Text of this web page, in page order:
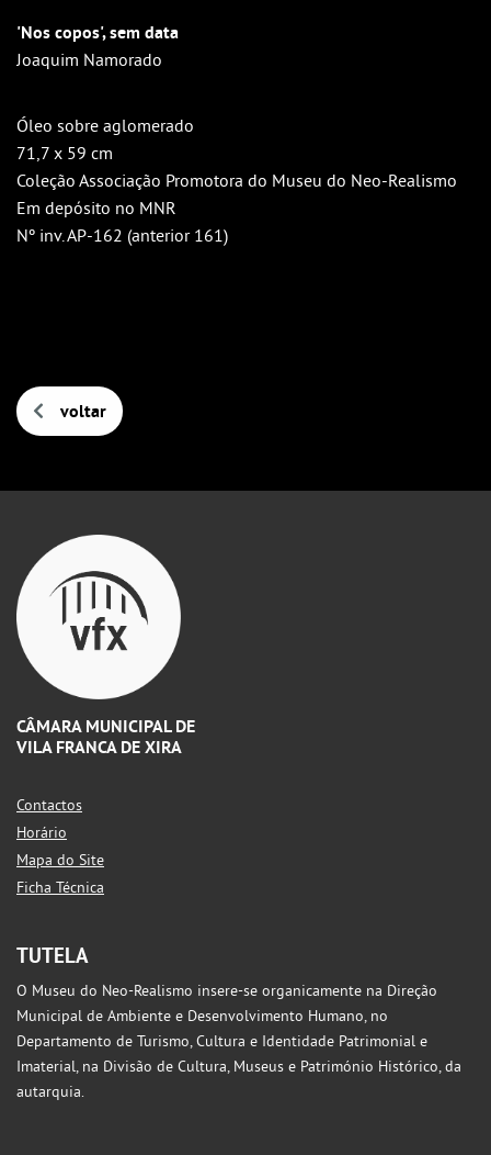
'Nos copos', sem data
Joaquim Namorado
Óleo sobre aglomerado
71,7 x 59 cm
Coleção Associação Promotora do Museu do Neo-Realismo
Em depósito no MNR
Nº inv. AP-162 (anterior 161)
voltar
CÂMARA MUNICIPAL DE
VILA FRANCA DE XIRA
Contactos
Horário
Mapa do Site
Ficha Técnica
TUTELA
O Museu do Neo-Realismo insere-se organicamente na Direção
Municipal de Ambiente e Desenvolvimento Humano, no
Departamento de Turismo, Cultura e Identidade Patrimonial e
Imaterial, na Divisão de Cultura, Museus e Património Histórico, da
autarquia.